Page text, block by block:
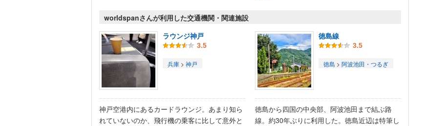
worldspanさんが利用した交通機関・関連施設
ラウンジ神戸
3.5
兵庫 > 神戸
神戸空港内にあるカードラウンジ。あまり知ら
れていないのか、飛行機の乗客に比して意外と
徳島線
3.5
徳島 > 阿波池田・つるぎ
徳島から四国の中央部、阿波池田まで結ぶ路
線。約30年ぶりに利用した。徳島近辺は特筆し